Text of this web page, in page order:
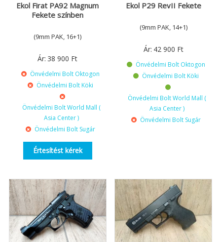
Ekol Firat PA92 Magnum
Fekete színben
(9mm PAK, 16+1)
Ár: 38 900 Ft
Önvédelmi Bolt Oktogon
Önvédelmi Bolt Köki
Önvédelmi Bolt World Mall (
Asia Center )
Önvédelmi Bolt Sugár
Értesítést kérek
Ekol P29 RevII Fekete
(9mm PAK, 14+1)
Ár: 42 900 Ft
Önvédelmi Bolt Oktogon
Önvédelmi Bolt Köki
Önvédelmi Bolt World Mall (
Asia Center )
Önvédelmi Bolt Sugár